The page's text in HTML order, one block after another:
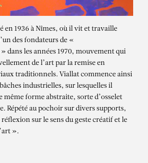
VIALLAT
en 1936 à Nîmes, où il vit et travaille
des fondateurs de «
dans les années 1970, mouvement qui
de l’art par la remise en
traditionnels. Viallat commence ainsi
industrielles, sur lesquelles il
même forme abstraite, sorte d’osselet
Répété au pochoir sur divers supports,
sur le sens du geste créatif et le
».